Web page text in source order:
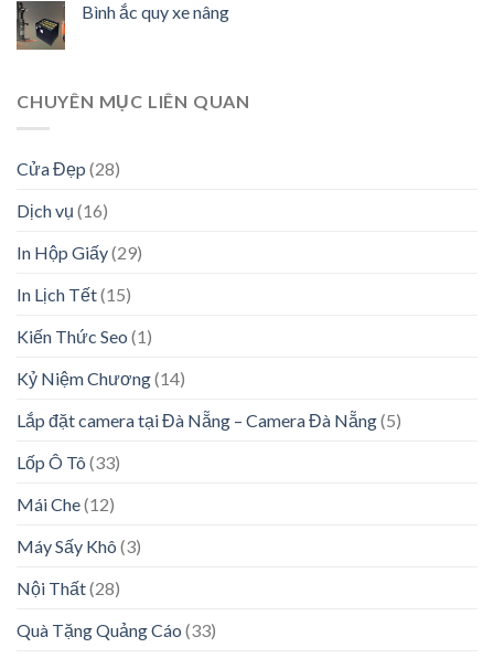
Bình ắc quy xe nâng
CHUYÊN MỤC LIÊN QUAN
Cửa Đẹp (28)
Dịch vụ (16)
In Hộp Giấy(29)
In Lịch Tết(15)
Kiến Thức Seo (1)
Kỷ Niệm Chương(14)
Lắp đặt camera tại Đà Nẵng – Camera Đà Nẵng(5)
Lốp Ô Tô (33)
Mái Che(12)
Máy Sấy Khô (3)
Nội Thất(28)
Quà Tặng Quảng Cáo (33)